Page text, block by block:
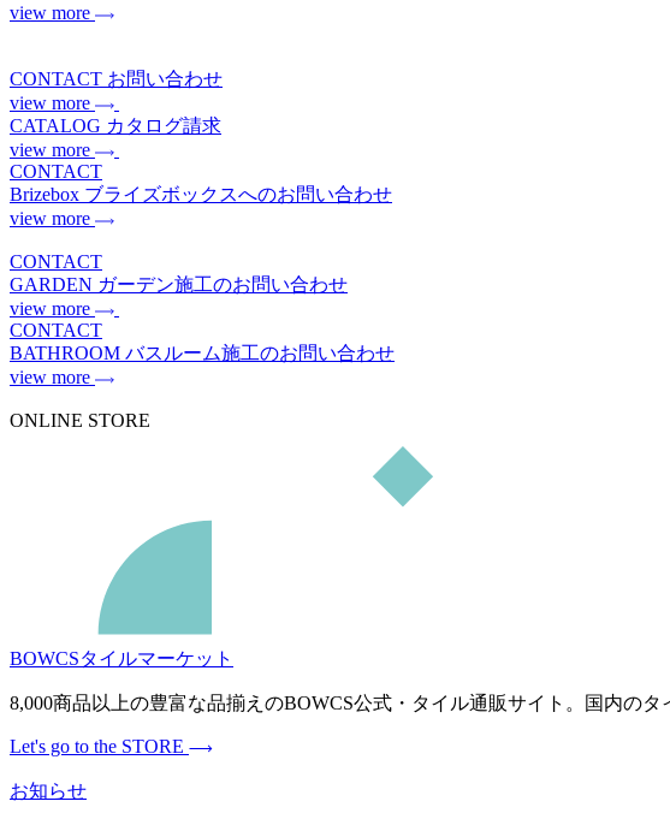
view more
CONTACT お問い合わせ
view more
CATALOG カタログ請求
view more
CONTACT
Brizebox ブライズボックスへのお問い合わせ
view more
CONTACT
GARDEN ガーデン施工のお問い合わせ
view more
CONTACT
BATHROOM バスルーム施工のお問い合わせ
view more
ONLINE STORE
BOWCSタイルマーケット
8,000商品以上の豊富な品揃えのBOWCS公式・タイル通販サイト。国内の
Let's go to the STORE
お知らせ